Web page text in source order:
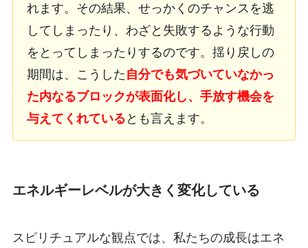
れます。その結果、せっかくのチャンスを逃
してしまったり、わざと失敗するような行動
をとってしまったりするのです。揺り戻しの
期間は、こうした 自分でも気づいていなかっ
た内なるブロックが表面化し、手放す機会を
与えてくれている とも言えます。
エネルギーレベルが大きく変化している
スピリチュアルな観点では、私たちの成長はエネ